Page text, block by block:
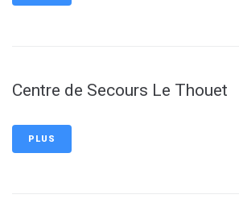
Centre de Secours Le Thouet
PLUS